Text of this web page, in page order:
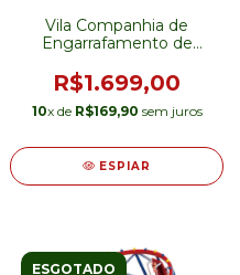
Vila Companhia de
Engarrafamento de
R$1.699,00
10x de R$169,90 sem juros
ESPIAR
ESGOTADO